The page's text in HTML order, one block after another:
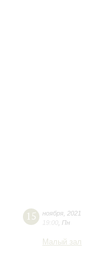
15 ноября 2021
19:00 Пн
Малый зал